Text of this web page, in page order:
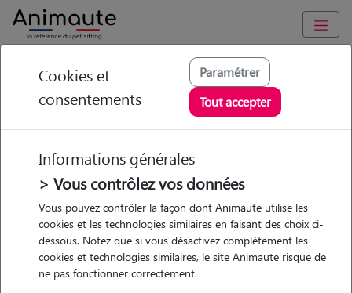
Animaute Provence Alpes Côte d'Azur /Bouches-du-Rhône
Marignane
Morgane - Petsitter à
MARIGNANE
5/5 (1 avis)
• 29 ans
Garde
Cookies et
consentements
Paramétrer
Tout accepter
Informations générales
> Vous contrôlez vos données
Vous pouvez contrôler la façon dont Animaute utilise les
cookies et les technologies similaires en faisant des choix ci-
dessous. Notez que si vous désactivez complètement les
cookies et technologies similaires, le site Animaute risque de
ne pas fonctionner correctement.